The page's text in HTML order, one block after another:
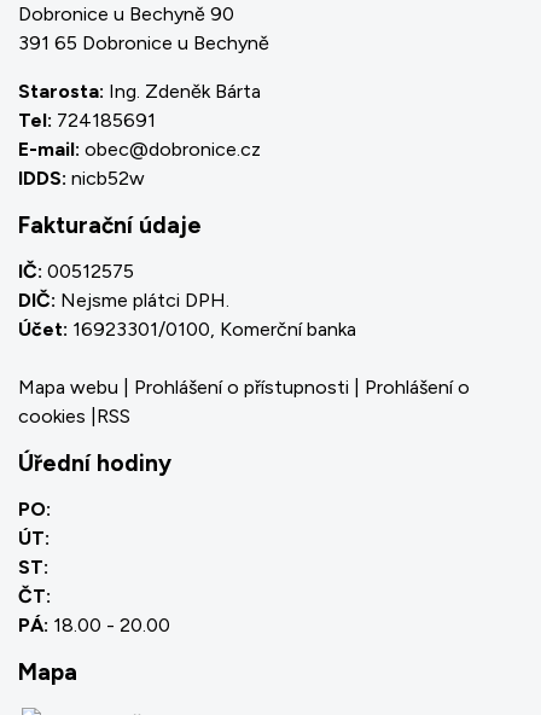
Dobronice u Bechyně 90
391 65 Dobronice u Bechyně
Starosta: Ing. Zdeněk Bárta
Tel: 724185691
E-mail: obec@dobronice.cz
IDDS: nicb52w
Fakturační údaje
IČ: 00512575
DIČ: Nejsme plátci DPH.
Účet: 16923301/0100, Komerční banka
Mapa webu Prohlášení o přístupnosti
Prohlášení o
cookies RSS
Úřední hodiny
PO:
ÚT:
ST:
ČT:
PÁ: 18.00 - 20.00
Mapa